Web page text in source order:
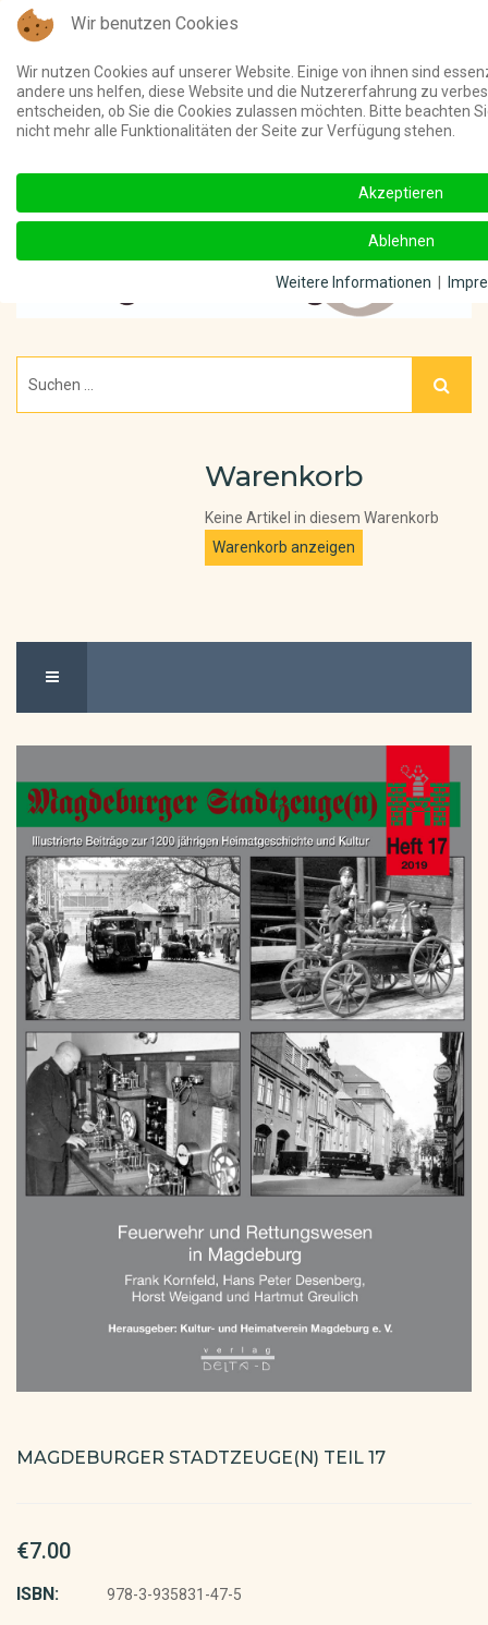
Warenkorb
Keine Artikel in diesem Warenkorb
MAGDEBURGER STADTZEUGE(N) TEIL 17
€7.00
ISBN: 978-3-935831-47-5
Wir benutzen Cookies
Wir nutzen Cookies auf unserer Website. Einige von ihnen sind
andere uns helfen, diese Website und die Nutzererfahrung zu
entscheiden, ob Sie die Cookies zulassen möchten. Bitte beachten
nicht mehr alle Funktionalitäten der Seite zur Verfügung stehen.
Akzeptieren
Ablehnen
Weitere Informationen